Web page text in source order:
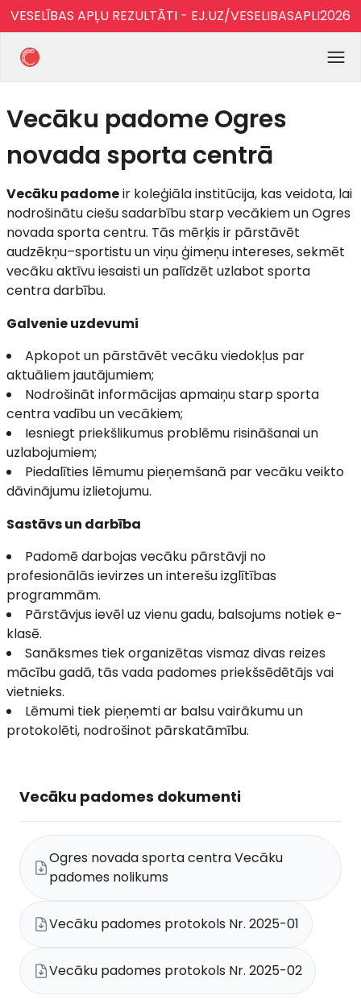
VESELĪBAS APĻU REZULTĀTI - EJ.UZ/VESELIBASAPLI2026
Vecāku padome Ogres
novada sporta centrā
Vecāku padomeir koleģiāla institūcija, kas veidota, lai
nodrošinātu ciešu sadarbību starp vecākiem un Ogres
novada sporta centru. Tās mērķis ir pārstāvēt
audzēkņu–sportistu un viņu ģimeņu intereses, sekmēt
vecāku aktīvu iesaisti un palīdzēt uzlabot sporta
centra darbību.
Galvenie uzdevumi
Apkopot un pārstāvēt vecāku viedokļus par
aktuāliem jautājumiem;
Nodrošināt informācijas apmaiņu starp sporta
centra vadību un vecākiem;
Iesniegt priekšlikumus problēmu risināšanai un
uzlabojumiem;
Piedalīties lēmumu pieņemšanā par vecāku veikto
dāvinājumu izlietojumu.
Sastāvs un darbība
Padomē darbojas vecāku pārstāvji no
profesionālās ievirzes un interešu izglītības
programmām.
Pārstāvjus ievēl uz vienu gadu, balsojums notiek e-
klasē.
Sanāksmes tiek organizētas vismaz divas reizes
mācību gadā, tās vada padomes priekšsēdētājs vai
vietnieks.
Lēmumi tiek pieņemti ar balsu vairākumu un
protokolēti, nodrošinot pārskatāmību.
Vecāku padomes dokumenti
Ogres novada sporta centra Vecāku
padomes nolikums
Vecāku padomes protokols Nr. 2025-01
Vecāku padomes protokols Nr. 2025-02